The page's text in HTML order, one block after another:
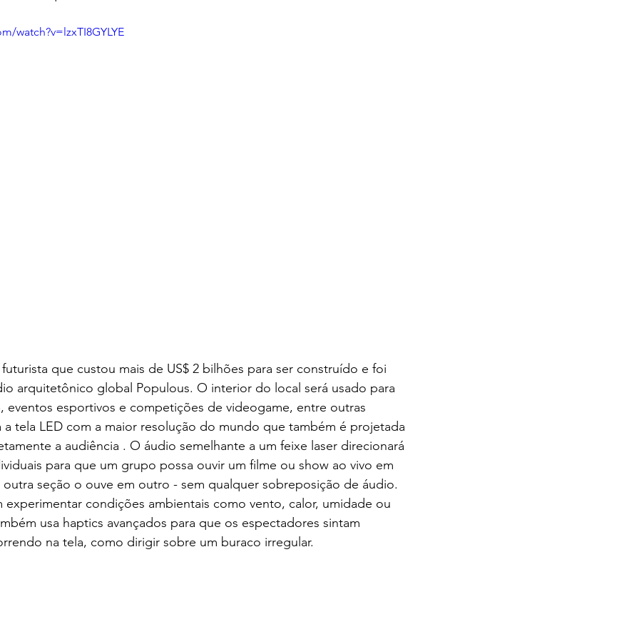
watch?v=lzxTI8GYLYE
que custou mais de US$ 2 bilhões para ser construído e foi
arquitetônico global Populous. O interior do local será usado para
eventos esportivos e competições de videogame, entre outras
a tela LED com a maior resolução do mundo que também é projetada
a audiência . O áudio semelhante a um feixe laser direcionará
para que um grupo possa ouvir um filme ou show ao vivo em
seção o ouve em outro - sem qualquer sobreposição de áudio.
experimentar condições ambientais como vento, calor, umidade ou
usa haptics avançados para que os espectadores sintam
na tela, como dirigir sobre um buraco irregular.